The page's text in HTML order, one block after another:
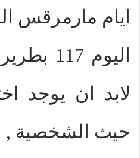
ايام مارمرقس
اليوم
لابد ان يوجد
حيث الشخصية ,